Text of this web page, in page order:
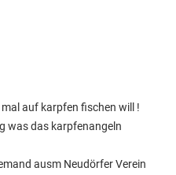
auf karpfen fischen will !
was das karpfenangeln
ausm Neudörfer Verein